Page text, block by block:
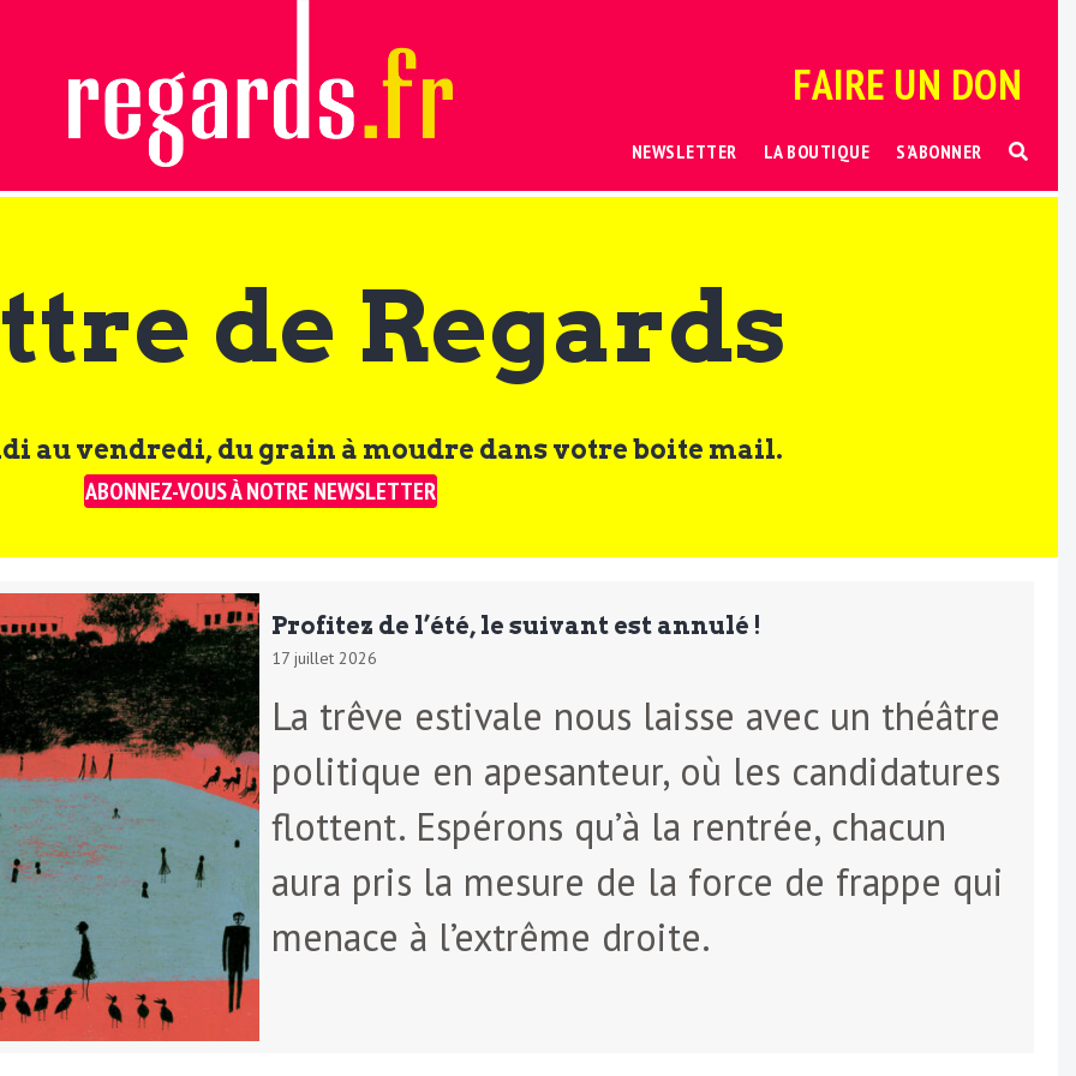
FAIRE UN DON
NEWSLETTER LA BOUTIQUE S’ABONNER
de Regards
au vendredi, du grain à moudre dans votre boite mail.
ABONNEZ-VOUS À NOTRE NEWSLETTER
Profitez de l’été, le suivant est annulé !
17 juillet 2026
La trêve estivale nous laisse avec un théâtre
politique en apesanteur, où les candidatures
flottent. Espérons qu’à la rentrée, chacun
aura pris la mesure de la force de frappe qui
menace à l’extrême droite.